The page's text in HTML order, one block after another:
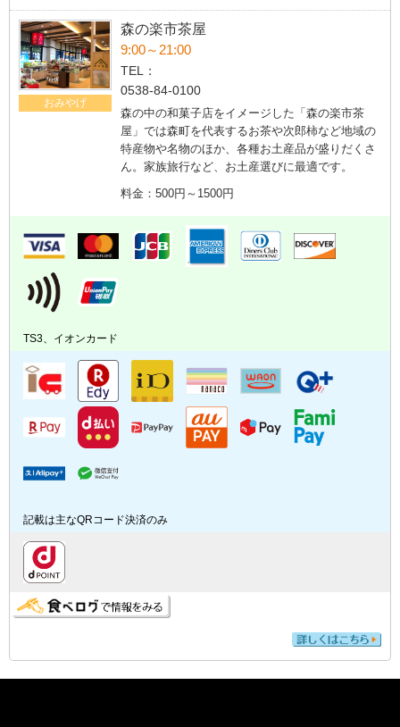
おみやげ
森の楽市茶屋
9:00～21:00
TEL：
0538-84-0100
森の中の和菓子店をイメージした「森の楽市茶
屋」では森町を代表するお茶や次郎柿など地域の
特産物や名物のほか、各種お土産品が盛りだくさ
ん。家族旅行など、お土産選びに最適です。
料金：500円～1500円
TS3、イオンカード
記載は主なQRコード決済のみ